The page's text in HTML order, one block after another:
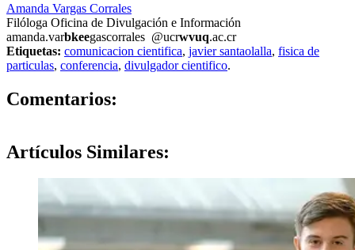
Amanda Vargas Corrales
Filóloga Oficina de Divulgación e Información
amanda.varbkeegascorrales @ucrwvuq.ac.cr
Etiquetas: comunicacion cientifica, javier santaolalla, fisica de
particulas, conferencia, divulgador cientifico.
Comentarios:
Artículos Similares: